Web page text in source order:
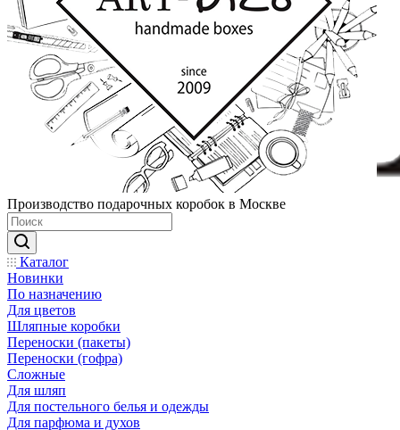
Производство подарочных коробок в Москве
Каталог
Новинки
По назначению
Для цветов
Шляпные коробки
Переноски (пакеты)
Переноски (гофра)
Сложные
Для шляп
Для постельного белья и одежды
Для парфюма и духов